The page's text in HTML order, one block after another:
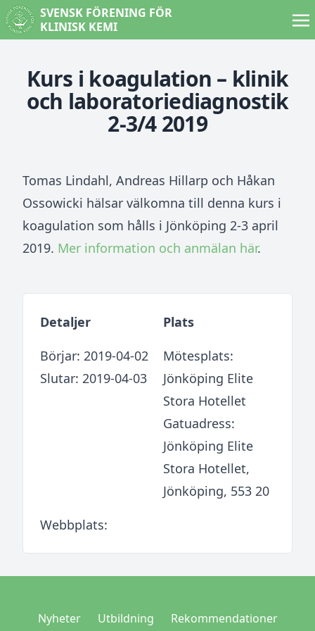
SVENSK FÖRENING FÖR
KLINISK KEMI
Kurs i koagulation – klinik
och laboratoriediagnostik
2-3/4 2019
Tomas Lindahl, Andreas Hillarp och Håkan
Ossowicki hälsar välkomna till denna kurs i
koagulation som hålls i Jönköping 2-3 april
2019. Mer information och anmälan här.
Detaljer
Börjar: 2019-04-02
Slutar: 2019-04-03
Plats
Mötesplats:
Jönköping Elite
Stora Hotellet
Gatuadress:
Jönköping Elite
Stora Hotellet,
Jönköping, 553 20
Webbplats:
Nyheter Utbildning
Rekommendationer